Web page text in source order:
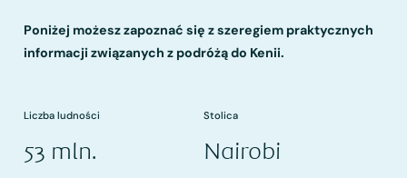
Poniżej możesz zapoznać się z szeregiem praktycznych
informacji związanych z podróżą do Kenii.
Liczba ludności
53 mln.
Stolica
Nairobi